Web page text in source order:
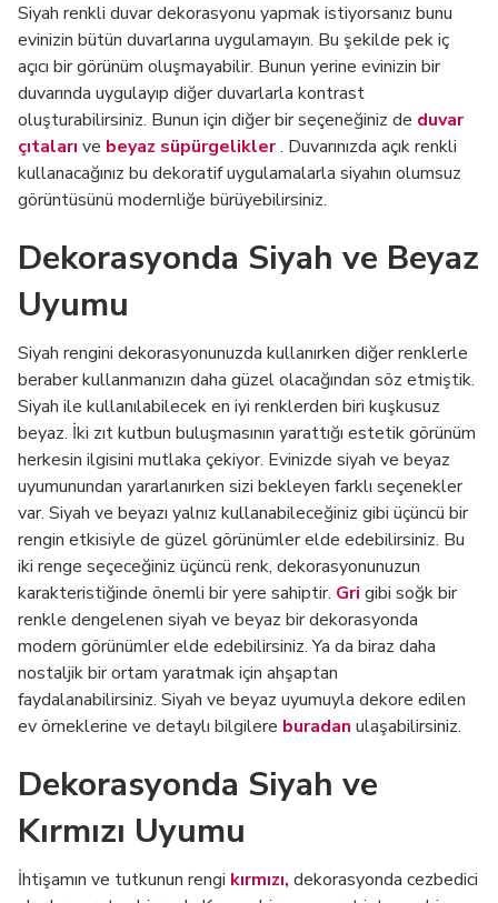
Siyah renkli duvar dekorasyonu yapmak istiyorsanız bunu
evinizin bütün duvarlarına uygulamayın. Bu şekilde pek iç
açıcı bir görünüm oluşmayabilir. Bunun yerine evinizin bir
duvarında uygulayıp diğer duvarlarla kontrast
oluşturabilirsiniz. Bunun için diğer bir seçeneğiniz de duvar
çıtaları ve beyaz süpürgelikler. Duvarınızda açık renkli
kullanacağınız bu dekoratif uygulamalarla siyahın olumsuz
görüntüsünü modernliğe bürüyebilirsiniz.
Dekorasyonda Siyah ve Beyaz
Uyumu
Siyah rengini dekorasyonunuzda kullanırken diğer renklerle
beraber kullanmanızın daha güzel olacağından söz etmiştik.
Siyah ile kullanılabilecek en iyi renklerden biri kuşkusuz
beyaz. İki zıt kutbun buluşmasının yarattığı estetik görünüm
herkesin ilgisini mutlaka çekiyor. Evinizde siyah ve beyaz
uyumunundan yararlanırken sizi bekleyen farklı seçenekler
var. Siyah ve beyazı yalnız kullanabileceğiniz gibi üçüncü bir
rengin etkisiyle de güzel görünümler elde edebilirsiniz. Bu
iki renge seçeceğiniz üçüncü renk, dekorasyonunuzun
karakteristiğinde önemli bir yere sahiptir. Gri gibi soğk bir
renkle dengelenen siyah ve beyaz bir dekorasyonda
modern görünümler elde edebilirsiniz. Ya da biraz daha
nostaljik bir ortam yaratmak için ahşaptan
faydalanabilirsiniz. Siyah ve beyaz uyumuyla dekore edilen
ev örneklerine ve detaylı bilgilere buradan ulaşabilirsiniz.
Dekorasyonda Siyah ve
Kırmızı Uyumu
İhtişamın ve tutkunun rengi kırmızı, dekorasyonda cezbedici